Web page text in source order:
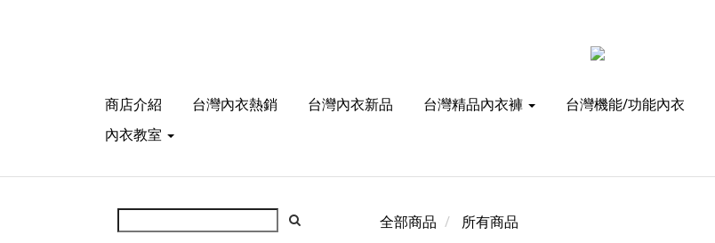
商店介紹 台灣內衣熱銷 台灣內衣新品 台灣精品內衣褲 台灣機能/功能內衣
內衣教室
全部商品 所有商品